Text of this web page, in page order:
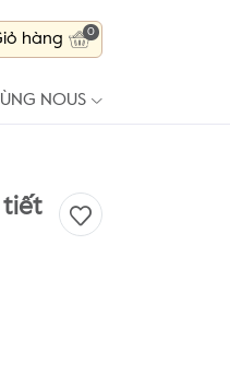
hàng 0
NOUS
tiết